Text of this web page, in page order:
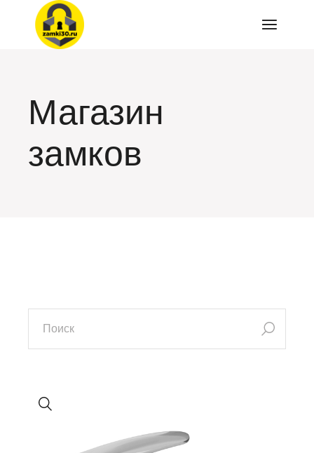
Перейти
содержимому
Магазин
замков
искать: